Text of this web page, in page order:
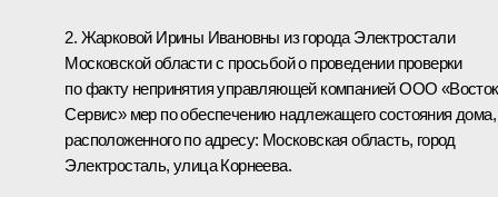
2. Жарковой Ирины Ивановны из города Электростали
Московской области с просьбой о проведении проверки
по факту непринятия управляющей компанией ООО
Сервис» мер по обеспечению надлежащего состояния дома,
расположенного по адресу: Московская область, город
Электросталь, улица Корнеева.